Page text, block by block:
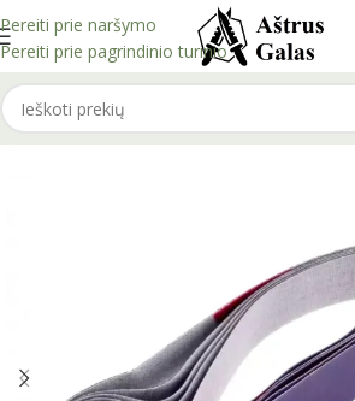
Pereiti prie naršymo
Pereiti prie pagrindinio turinio